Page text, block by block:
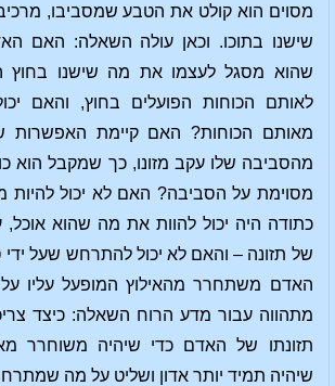
מסוים הוא קולט את הטבע שמסביבו,
שישנו בתוכו. וכאן עולה השאלה: האם
שהוא מסגל לעצמו את מה שישנו בחוץ
לאותם הכוחות הפועלים בחוץ, והאם
מאותם הכוחות? האם קיימת
מהסביבה שלו עקב מזונו, כך שמקבל הוא
מסוימת על הסביבה? האם לא יכול
כתודה היה יכול להוות את מה שהוא אוכל,
של תזונה – והאם לא יכול להתרחש שעל ידי
האדם משתחרר מהאילוץ המופעל עליו על
מתהווה עבור מדע הרוח השאלה: כיצד
תזונתו של האדם כדי שיהיה משוחרר
שיהיה תמיד יותר אדון ושליט על מה